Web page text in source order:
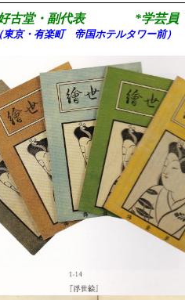
古堂・副代表 *学芸員
東京・有楽町 帝国ホテルタワー前）